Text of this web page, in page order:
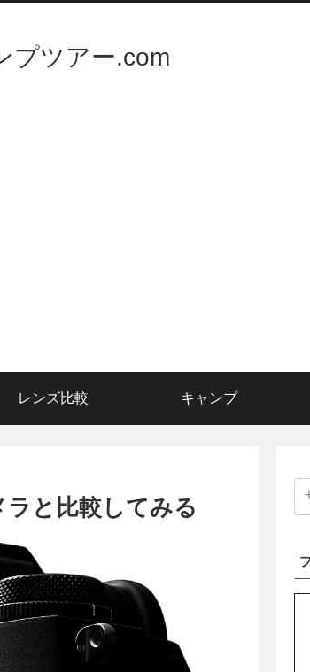
プツアー.com
レンズ比較 キャンプ
と比較してみる